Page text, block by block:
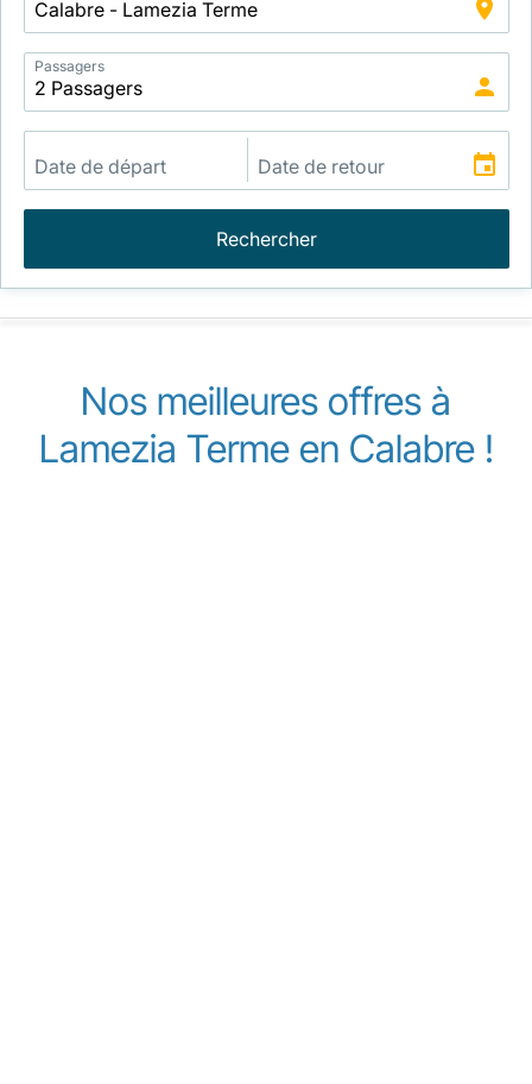
Passagers
Rechercher
Nos meilleures offres à
Lamezia Terme en Calabre !